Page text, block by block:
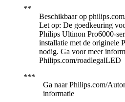
Beschikbaar op
Let op: De goedkeuring
Philips Ultinon Pro6000-
installatie met de originele
nodig. Ga voor meer
Philips.com/roadlegalLED
Ga naar Philips.com/
informatie